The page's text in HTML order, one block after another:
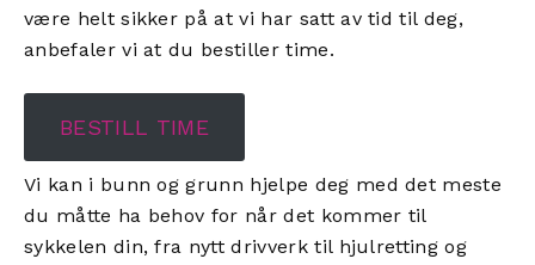
være helt sikker på at vi har satt av tid til deg,
anbefaler vi at du bestiller time.
BESTILL TIME
Vi kan i bunn og grunn hjelpe deg med det meste
du måtte ha behov for når det kommer til
sykkelen din, fra nytt drivverk til hjulretting og